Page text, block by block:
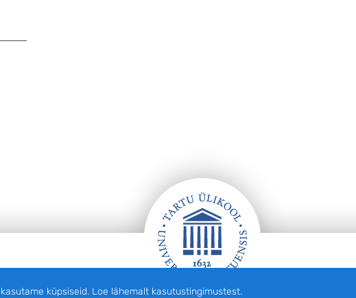
küpsiseid. Loe lähemalt kasutustingimustest.